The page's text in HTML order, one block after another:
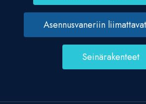
Asennusvaneriin
Seinärakenteet